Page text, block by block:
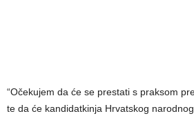
“Očekujem da će se prestati s praksom
te da će kandidatkinja Hrvatskog